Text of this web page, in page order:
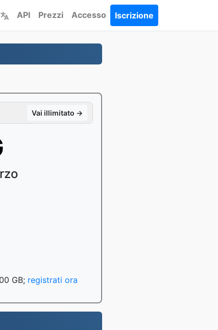
API Prezzi Accesso Iscrizione
Vai illimitato →
GB; registrati ora